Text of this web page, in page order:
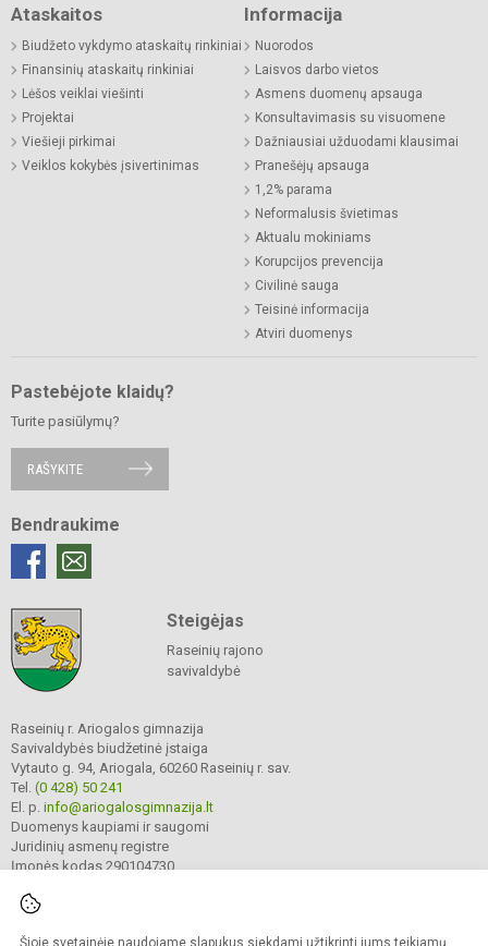
Šioje svetainėje naudojame slapukus siekdami užtikrinti jums teikiamų
Ataskaitos
Biudžeto vykdymo ataskaitų rinkiniai
Finansinių ataskaitų rinkiniai
Lėšos veiklai viešinti
Projektai
Viešieji pirkimai
Veiklos kokybės įsivertinimas
Informacija
Nuorodos
Laisvos darbo vietos
Asmens duomenų apsauga
Konsultavimasis su visuomene
Dažniausiai užduodami klausimai
Pranešėjų apsauga
1,2% parama
Neformalusis švietimas
Aktualu mokiniams
Korupcijos prevencija
Civilinė sauga
Teisinė informacija
Atviri duomenys
Pastebėjote klaidų?
Turite pasiūlymų?
RAŠYKITE
Bendraukime
Steigėjas
Raseinių rajono
savivaldybė
Raseinių r. Ariogalos gimnazija
Savivaldybės biudžetinė įstaiga
Vytauto g. 94, Ariogala, 60260 Raseinių r. sav.
Tel. (0 428) 50 241
El. p. info@ariogalosgimnazija.lt
Duomenys kaupiami ir saugomi
Juridinių asmenų registre
Įmonės kodas 290104730
© 2022. Raseinių r. Ariogalos gimnazija. Visos teisės saugomos.